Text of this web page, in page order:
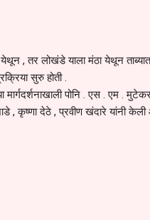
, तर लोखंडे याला मंठा येथून
सुरु होती .
मार्गदर्शनाखाली पोनि . एस . एम .
, कृष्णा देठे , प्रवीण खंदारे यांनी